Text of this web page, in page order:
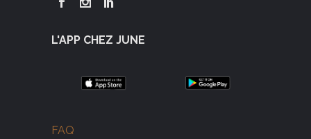
L'APP CHEZ JUNE
FAQ